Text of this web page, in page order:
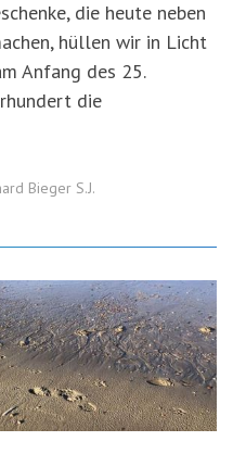
die heute neben
hüllen wir in Licht
Anfang des 25.
die
Bieger S.J.